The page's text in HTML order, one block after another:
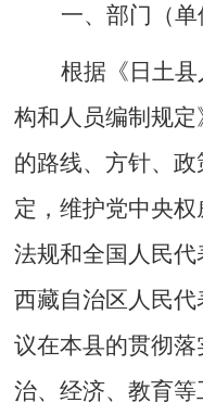
一、部门（
根据《日土
构和人员编制规
的路线、方针、
定，维护党中央
法规和全国人民
西藏自治区人民
议在本县的贯彻落
治、经济、教育